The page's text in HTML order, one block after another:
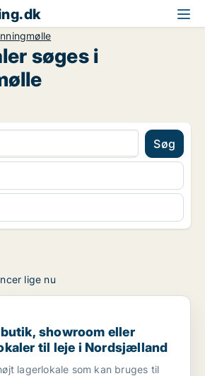
søges i
Søg
lige nu
showroom eller produktionslokaler til
showroom eller
til leje i Nordsjælland
lagerlokale som kan bruges til